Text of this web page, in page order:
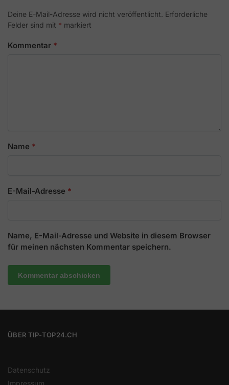
Deine E-Mail-Adresse wird nicht veröffentlicht. Erforderliche
Felder sind mit * markiert
Kommentar *
Name *
E-Mail-Adresse *
Name, E-Mail-Adresse und Website in diesem Browser
für meinen nächsten Kommentar speichern.
ÜBER TIP-TOP24.CH
Datenschutz
Impressum